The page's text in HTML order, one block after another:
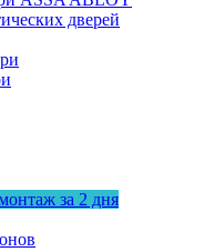
дверей
за 2 дня